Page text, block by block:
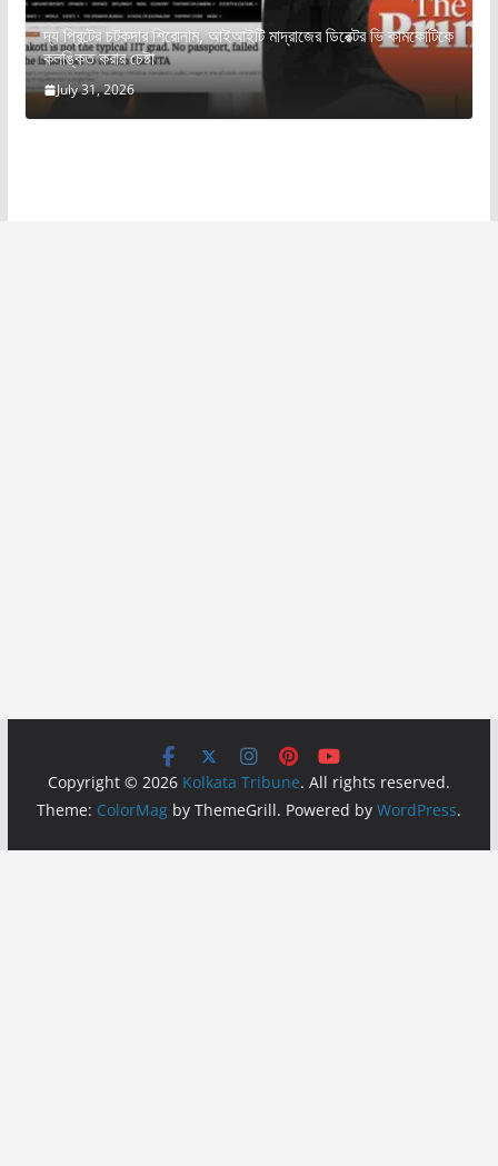
দ্য প্রিন্টের চটকদার শিরোনাম, আইআইটি মাদ্রাজের ডিরেক্টর ভি কামকোটিকে
কলঙ্কিত করার চেষ্টা
July 31, 2026
Copyright © 2026 Kolkata Tribune. All rights reserved.
Theme: ColorMagby ThemeGrill. Powered by WordPress.